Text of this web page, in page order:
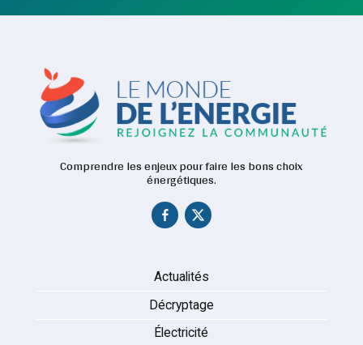
Comprendre les enjeux pour faire les bons choix
énergétiques.
Actualités
Décryptage
Électricité